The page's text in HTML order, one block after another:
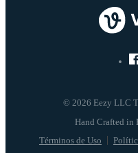
© 2026 Eezy LLC
Términos de Uso